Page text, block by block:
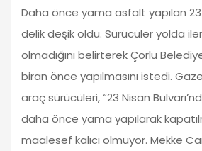
Daha önce yama asfalt yapılan 23
delik deşik oldu. Sürücüler yolda
olmadığını belirterek Çorlu
biran önce yapılmasını istedi.
araç sürücüleri, “23 Nisan
daha önce yama yapılarak
maalesef kalıcı olmuyor. Mekke